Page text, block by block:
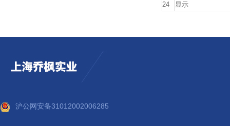
24
显示
沪公网安备31012002006285